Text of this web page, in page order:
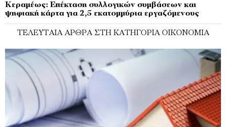
Κεραμέως: Επέκταση συλλογικών συμβάσεων και
ψηφιακή κάρτα για 2,5 εκατομμύρια εργαζόμενους
ΤΕΛΕΥΤΑΊΑ ΆΡΘΡΑ ΣΤΗ ΚΑΤΗΓΟΡΊΑ ΟΙΚΟΝΟΜΊΑ